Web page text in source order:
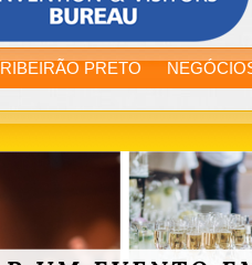
RIBEIRÃO PRETO